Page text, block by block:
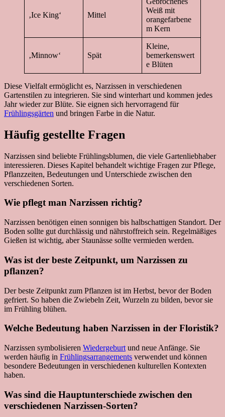
‚Ice King‘ Mittel
Weiß mit
orangefarbene
m Kern
‚Minnow‘ Spät
Kleine,
bemerkenswert
e Blüten
Diese Vielfalt ermöglicht es, Narzissen in verschiedenen
Gartenstilen zu integrieren. Sie sind winterhart und kommen jedes
Jahr wieder zur Blüte. Sie eignen sich hervorragend für
Frühlingsgärten und bringen Farbe in die Natur.
Häufig gestellte Fragen
Narzissen sind beliebte Frühlingsblumen, die viele Gartenliebhaber
interessieren. Dieses Kapitel behandelt wichtige Fragen zur Pflege,
Pflanzzeiten, Bedeutungen und Unterschiede zwischen den
verschiedenen Sorten.
Wie pflegt man Narzissen richtig?
Narzissen benötigen einen sonnigen bis halbschattigen Standort. Der
Boden sollte gut durchlässig und nährstoffreich sein. Regelmäßiges
Gießen ist wichtig, aber Staunässe sollte vermieden werden.
Was ist der beste Zeitpunkt, um Narzissen zu
pflanzen?
Der beste Zeitpunkt zum Pflanzen ist im Herbst, bevor der Boden
gefriert. So haben die Zwiebeln Zeit, Wurzeln zu bilden, bevor sie
im Frühling blühen.
Welche Bedeutung haben Narzissen in der Floristik?
Narzissen symbolisieren Wiedergeburt und neue Anfänge. Sie
werden häufig in Frühlingsarrangements verwendet und können
besondere Bedeutungen in verschiedenen kulturellen Kontexten
haben.
Was sind die Hauptunterschiede zwischen den
verschiedenen Narzissen-Sorten?